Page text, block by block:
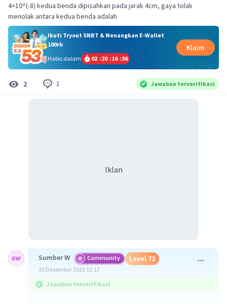
4×10^(-8) kedua benda dipisahkan pada jarak 4cm, gaya tolak
menolak antara kedua benda adalah
Ikuti Tryout SNBT & Menangkan E-Wallet
100rb
Habis dalam
02 :20 :16 :36
Klaim
2 1 Jawaban terverifikasi
Iklan
Sumber W Community Level 72
16 Desember 2023 12:17
Jawaban terverifikasi